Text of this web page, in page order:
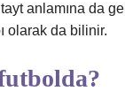
anlamına da
olarak da bilinir.